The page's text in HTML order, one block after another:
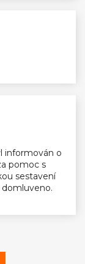
informován o
pomoc s
sestavení
domluveno.